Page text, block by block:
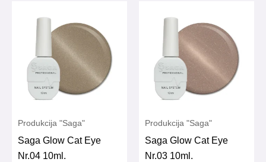
Produkcija "Saga"
Saga Glow Cat Eye
Nr.04 10ml.
Produkcija "Saga"
Saga Glow Cat Eye
Nr.03 10ml.